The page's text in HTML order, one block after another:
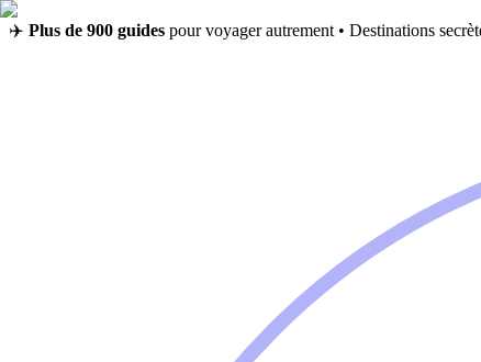
✈️ Plus de 900 guides pour voyager autrement • Destinations